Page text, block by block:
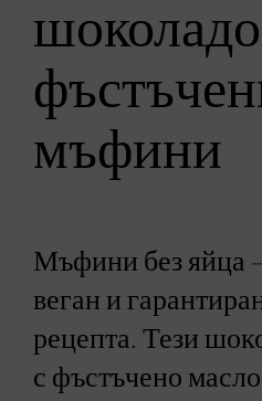
мъфини
Мъфини без яйца
веган и
рецепта. Тези
с фъстъчено